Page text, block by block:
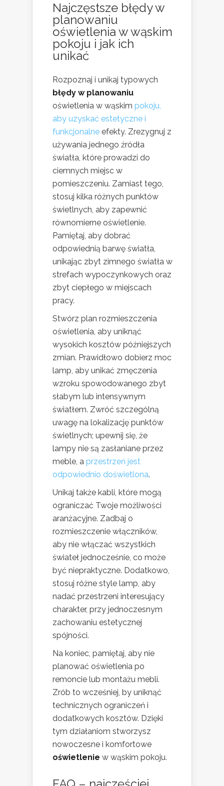
Najczęstsze błędy w
planowaniu
oświetlenia w wąskim
pokoju i jak ich
unikać
Rozpoznaj i unikaj typowych
błędy w planowaniu
oświetlenia w wąskim pokoju,
aby uzyskać estetyczne i
funkcjonalne efekty. Zrezygnuj z
używania jednego źródła
światła, które prowadzi do
ciemnych miejsc w
pomieszczeniu. Zamiast tego,
stosuj kilka różnych punktów
świetlnych, aby zapewnić
równomierne oświetlenie.
Pamiętaj, aby dobrać
odpowiednią barwę światła,
unikając zbyt zimnego światła w
strefach wypoczynkowych oraz
zbyt ciepłego w miejscach
pracy.
Stwórz plan rozmieszczenia
oświetlenia, aby uniknąć
wysokich kosztów późniejszych
zmian. Prawidłowo dobierz moc
lamp, aby unikać zmęczenia
wzroku spowodowanego zbyt
słabym lub intensywnym
światłem. Zwróć szczególną
uwagę na lokalizację punktów
świetlnych; upewnij się, że
lampy nie są zasłaniane przez
meble, a przestrzeń jest
odpowiednio doświetlona.
Unikaj także kabli, które mogą
ograniczać Twoje możliwości
aranżacyjne. Zadbaj o
rozmieszczenie włączników,
aby nie włączać wszystkich
świateł jednocześnie, co może
być niepraktyczne. Dodatkowo,
stosuj różne style lamp, aby
nadać przestrzeni interesujący
charakter, przy jednoczesnym
zachowaniu estetycznej
spójności.
Na koniec, pamiętaj, aby nie
planować oświetlenia po
remoncie lub montażu mebli.
Zrób to wcześniej, by uniknąć
technicznych ograniczeń i
dodatkowych kosztów. Dzięki
tym działaniom stworzysz
nowoczesne i komfortowe
oświetlenie w wąskim pokoju.